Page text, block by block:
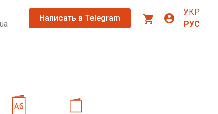
Написать в Telegram shopping_cart account_circle
УКР
РУС